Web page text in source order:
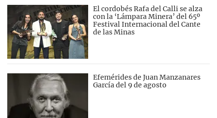
El cordobés Rafa del Calli se alza
con la ‘Lámpara Minera’ del 65º
Festival Internacional del Cante
de las Minas
Efemérides de Juan Manzanares
García del 9 de agosto